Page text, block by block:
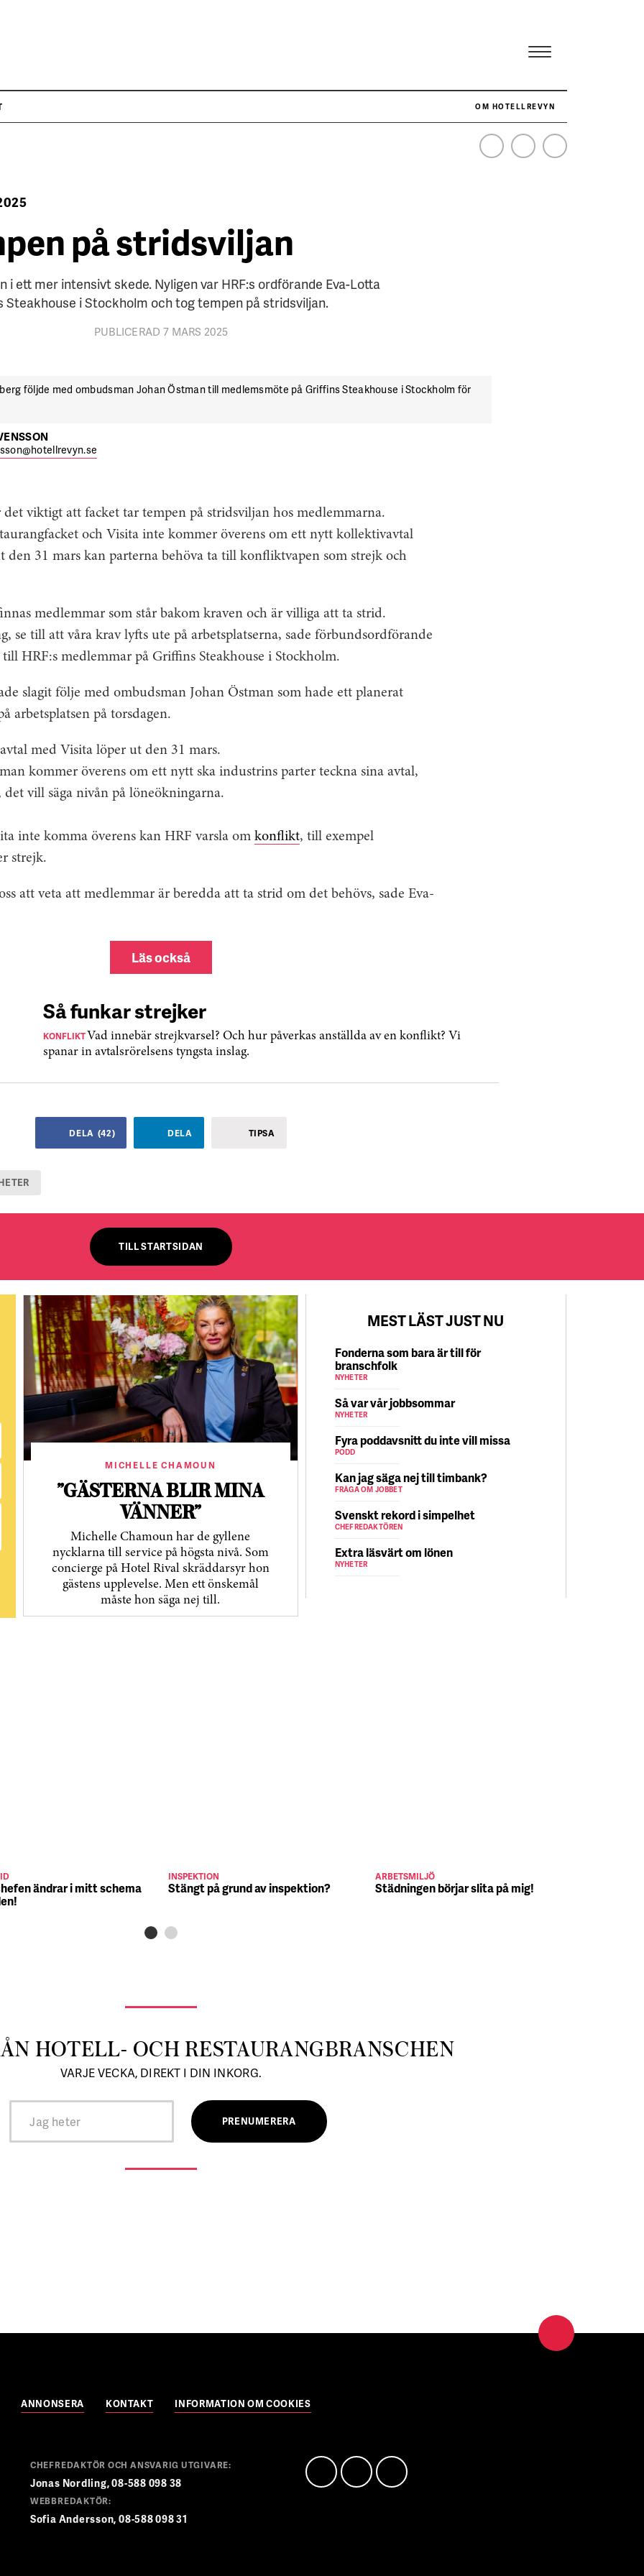
OM HOTELLREVYN
NÄR HOTELLREVYN SLOG SVENSKT REKORD I SIMPELHET
på stridsviljan
i ett mer intensivt skede. Nyligen var HRF:s ordförande Eva-Lotta
Steakhouse i Stockholm och tog tempen på stridsviljan.
PUBLICERAD 7 MARS 2025
följde med ombudsman Johan Östman till medlemsmöte på Griffins Steakhouse i Stockholm för
det viktigt att facket tar tempen på stridsviljan hos medlemmarna.
och Visita inte kommer överens om ett nytt kollektivavtal
den 31 mars kan parterna behöva ta till konfliktvapen som strejk och
medlemmar som står bakom kraven och är villiga att ta strid.
se till att våra krav lyfts ute på arbetsplatserna, sade förbundsordförande
HRF:s medlemmar på Griffins Steakhouse i Stockholm.
slagit följe med ombudsman Johan Östman som hade ett planerat
arbetsplatsen på torsdagen.
med Visita löper ut den 31 mars.
kommer överens om ett nytt ska industrins parter teckna sina avtal,
det vill säga nivån på löneökningarna.
inte komma överens kan HRF varsla om konflikt, till exempel
strejk.
att veta att medlemmar är beredda att ta strid om det behövs, sade Eva-
Läs också
Så funkar strejker
KONFLIKTVad innebär strejkvarsel? Och hur påverkas anställda av en konflikt? Vi
spanar in avtalsrörelsens tyngsta inslag.
DELA (42) DELA TIPSA
TILL STARTSIDAN
MICHELLE CHAMOUN
”GÄSTERNA BLIR MINA
VÄNNER”
Michelle Chamoun har de gyllene
nycklarna till service på högsta nivå. Som
concierge på Hotel Rival skräddarsyr hon
gästens upp­levelse. Men ett önskemål
måste hon säga nej till.
MEST LÄST JUST NU
Fonderna som bara är till för
branschfolk
NYHETER
Så var vår jobbsommar
NYHETER
Fyra poddavsnitt du inte vill missa
PODD
Kan jag säga nej till timbank?
FRÅGA OM JOBBET
Svenskt rekord i simpelhet
CHEFREDAKTÖREN
Extra läsvärt om lönen
NYHETER
ändrar i mitt schema
INSPEKTION
Stängt på grund av inspektion?
ARBETSMILJÖ
Städningen börjar slita på mig!
HOTELL- OCH RESTAURANGBRANSCHEN
VARJE VECKA, DIREKT I DIN INKORG.
ANNONSERA KONTAKT INFORMATION OM COOKIES
CHEFREDAKTÖR OCH ANSVARIG UTGIVARE:
Jonas Nordling, 08-588 098 38
WEBBREDAKTÖR:
Sofia Andersson, 08-588 098 31